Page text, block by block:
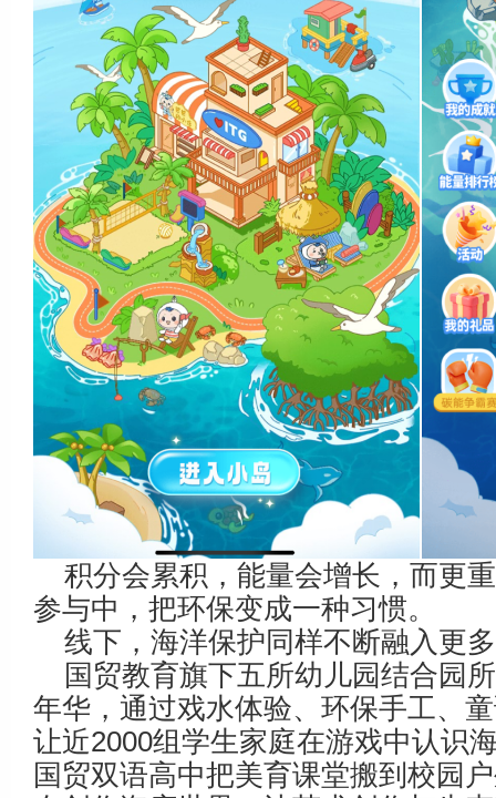
积分会累积，能量会增长，而更
参与中，把环保变成一种习惯。
线下，海洋保护同样不断融入更
国贸教育旗下五所幼儿园结合园
年华，通过戏水体验、环保手工、
让近2000组学生家庭在游戏中认识
国贸双语高中把美育课堂搬到校园